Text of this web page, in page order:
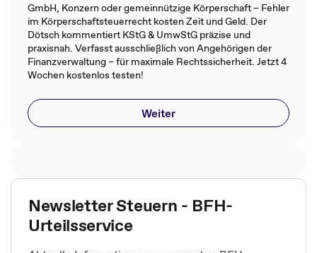
GmbH, Konzern oder gemeinnützige Körperschaft – Fehler
im Körperschaftsteuerrecht kosten Zeit und Geld. Der
Dötsch kommentiert KStG & UmwStG präzise und
praxisnah. Verfasst ausschließlich von Angehörigen der
Finanzverwaltung – für maximale Rechtssicherheit. Jetzt 4
Wochen kostenlos testen!
Weiter
Newsletter Steuern - BFH-
Urteilsservice